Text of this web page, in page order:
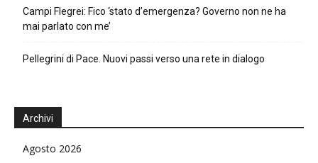
Campi Flegrei: Fico ‘stato d’emergenza? Governo non ne ha
mai parlato con me’
Pellegrini di Pace. Nuovi passi verso una rete in dialogo
Archivi
Agosto 2026